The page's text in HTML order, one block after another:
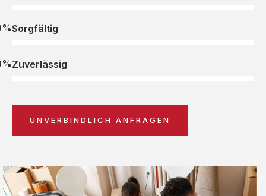
Sorgfältig
Zuverlässig
UNVERBINDLICH ANFRAGEN